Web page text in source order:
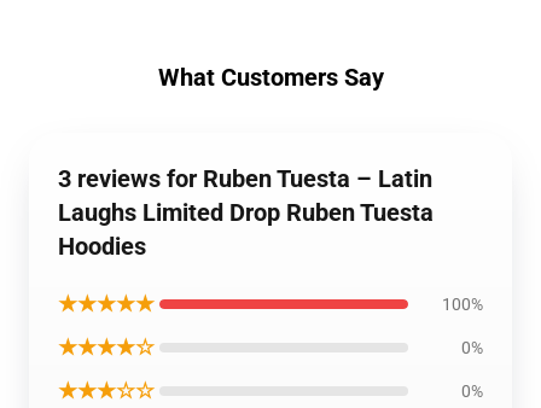
What Customers Say
3 reviews for Ruben Tuesta – Latin
Laughs Limited Drop Ruben Tuesta
Hoodies
★★★★★ 100%
★★★★☆ 0%
★★★☆☆ 0%